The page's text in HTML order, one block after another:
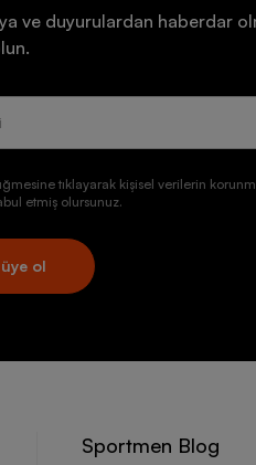
ve duyurulardan haberdar
tıklayarak kişisel verilerin
etmiş olursunuz.
ol
Sportmen Blog